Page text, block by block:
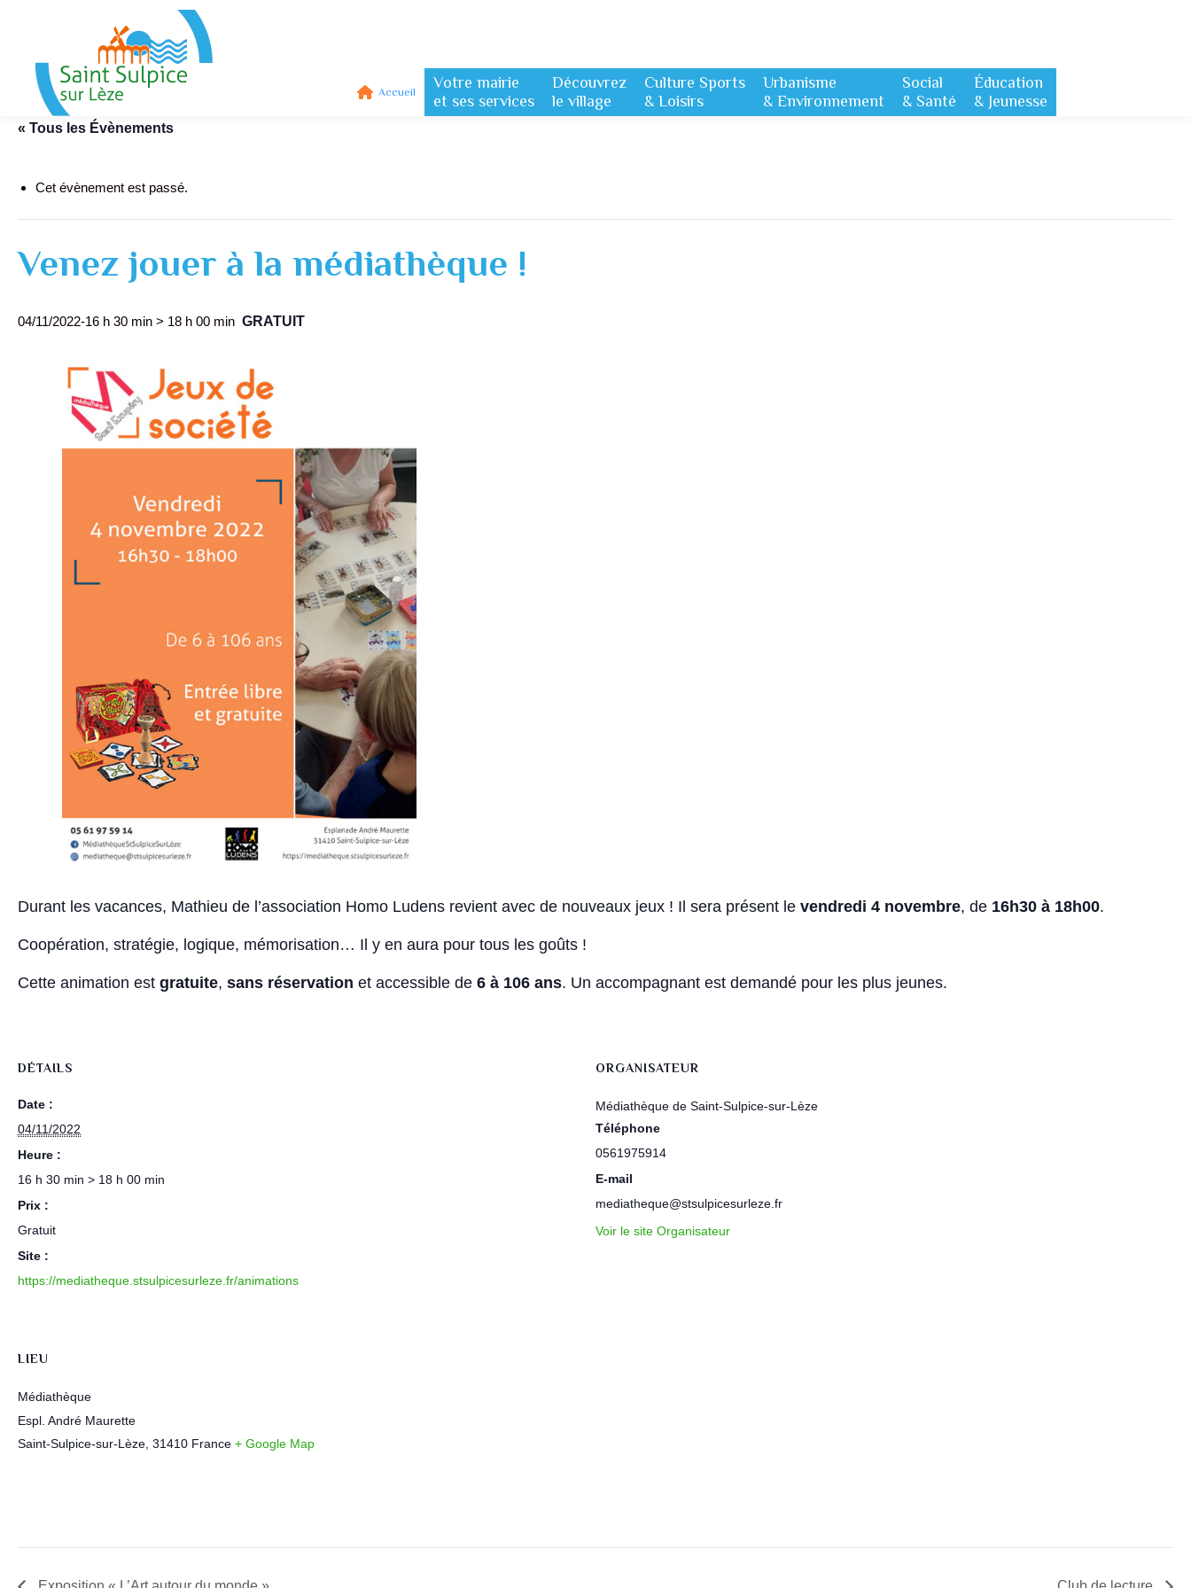
Accueil
Votre mairie
et ses services
Découvrez
le village
Culture Sports
& Loisirs
Urbanisme
& Environnement
Social
& Santé
Éducation
& Jeunesse
« Tous les Évènements
Cet évènement est passé.
Venez jouer à la médiathèque !
04/11/2022-16 h 30 min > 18 h 00 min GRATUIT
Durant les vacances, Mathieu de l’association Homo Ludens revient avec de nouveaux jeux ! Il sera présent le vendredi 4 novembre, de 16h30 à 18h00.
Coopération, stratégie, logique, mémorisation… Il y en aura pour tous les goûts !
Cette animation est gratuite, sans réservation et accessible de 6 à 106 ans. Un accompagnant est demandé pour les plus jeunes.
DÉTAILS
Date :
04/11/2022
Heure :
16 h 30 min > 18 h 00 min
Prix :
Gratuit
Site :
https://mediatheque.stsulpicesurleze.fr/animations
ORGANISATEUR
Médiathèque de Saint-Sulpice-sur-Lèze
Téléphone
0561975914
E-mail
mediatheque@stsulpicesurleze.fr
Voir le site Organisateur
LIEU
Médiathèque
Espl. André Maurette
Saint-Sulpice-sur-Lèze 31410 France + Google Map